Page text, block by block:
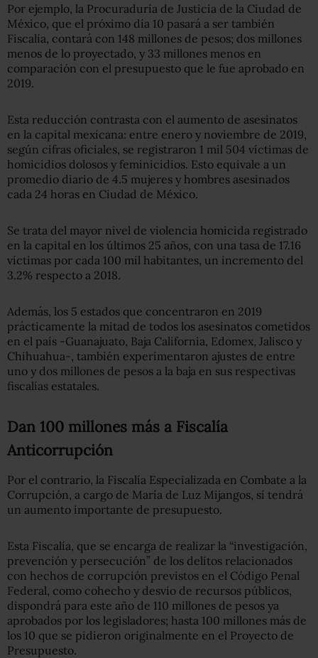
Por ejemplo, la Procuraduría de Justicia de la Ciudad de
México, que el próximo día 10 pasará a ser también
Fiscalía, contará con 148 millones de pesos; dos millones
menos de lo proyectado, y 33 millones menos en
comparación con el presupuesto que le fue aprobado en
2019.
Esta reducción contrasta con el aumento de asesinatos
en la capital mexicana: entre enero y noviembre de 2019,
según cifras oficiales, se registraron 1 mil 504 víctimas de
homicidios dolosos y feminicidios. Esto equivale a un
promedio diario de 4.5 mujeres y hombres asesinados
cada 24 horas en Ciudad de México.
Se trata del mayor nivel de violencia homicida registrado
en la capital en los últimos 25 años, con una tasa de 17.16
víctimas por cada 100 mil habitantes, un incremento del
3.2% respecto a 2018.
Además, los 5 estados que concentraron en 2019
prácticamente la mitad de todos los asesinatos cometidos
en el país -Guanajuato, Baja California, Edomex, Jalisco y
Chihuahua-, también experimentaron ajustes de entre
uno y dos millones de pesos a la baja en sus respectivas
fiscalías estatales.
Dan 100 millones más a Fiscalía
Anticorrupción
Por el contrario, la Fiscalía Especializada en Combate a la
Corrupción, a cargo de María de Luz Mijangos, sí tendrá
un aumento importante de presupuesto.
Esta Fiscalía, que se encarga de realizar la “investigación,
prevención y persecución” de los delitos relacionados
con hechos de corrupción previstos en el Código Penal
Federal, como cohecho y desvío de recursos públicos,
dispondrá para este año de 110 millones de pesos ya
aprobados por los legisladores; hasta 100 millones más de
los 10 que se pidieron originalmente en el Proyecto de
Presupuesto.